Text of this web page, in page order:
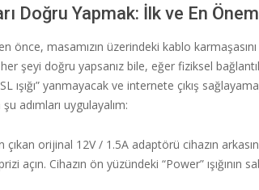
Doğru Yapmak: İlk ve En
önce, masamızın üzerindeki kablo
şeyi doğru yapsanız bile, eğer fiziksel
ışığı” yanmayacak ve internete çıkış
adımları uygulayalım:
çıkan orijinal 12V / 1.5A adaptörü cihazın
açın. Cihazın ön yüzündeki “Power” ışığının